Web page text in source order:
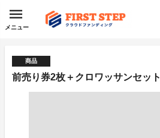
メニュー
商品
前売り券2枚＋クロワッサンセット